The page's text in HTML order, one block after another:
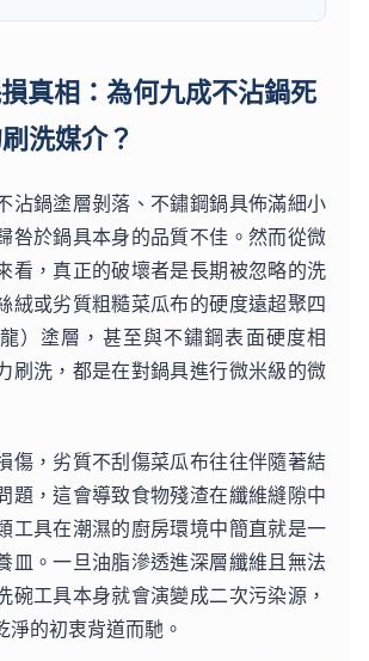
真相：為何九成不沾鍋死
洗媒介？
沾鍋塗層剝落、不鏽鋼鍋具佈滿細小
咎於鍋具本身的品質不佳。然而從微
看，真正的破壞者是長期被忽略的洗
絨或劣質粗糙菜瓜布的硬度遠超聚四
）塗層，甚至與不鏽鋼表面硬度相
刷洗，都是在對鍋具進行微米級的微
傷，劣質不刮傷菜瓜布往往伴隨著結
題，這會導致食物殘渣在纖維縫隙中
工具在潮濕的廚房環境中簡直就是一
皿。一旦油脂滲透進深層纖維且無法
碗工具本身就會演變成二次污染源，
淨的初衷背道而馳。